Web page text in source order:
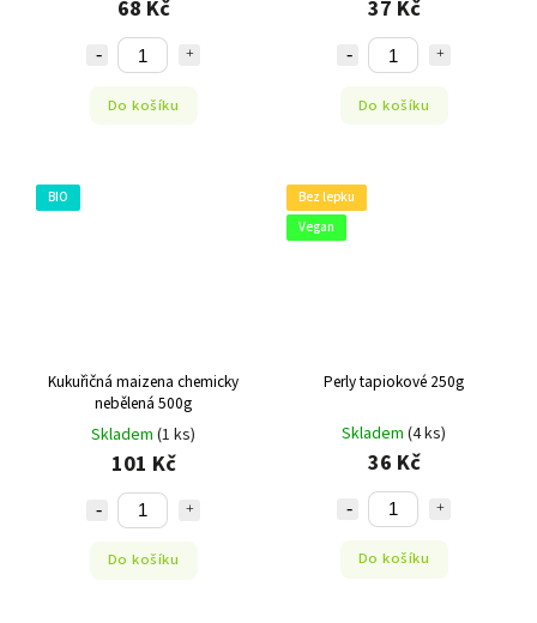
68 Kč
Do košíku
37 Kč
Do košíku
BIO
Kukuřičná maizena chemicky
nebělená 500g
Skladem (1 ks)
101 Kč
Do košíku
Bez lepku
Vegan
Perly tapiokové 250g
Skladem (4 ks)
36 Kč
Do košíku